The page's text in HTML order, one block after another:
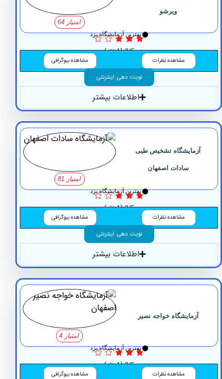
بهترین آزمایشگاه یزد
3/5 (1 نظر)
مشاهده نظرات مشاهده بیوگرافی
نوبت دهی اینترنتی
اطلاعات بیشتر
تشخیص طبی
سادات اصفهان
بهترین آزمایشگاه یزد
3/5 (1 نظر)
مشاهده نظرات مشاهده بیوگرافی
نوبت دهی اینترنتی
اطلاعات بیشتر
‏خواجه ‏نصیر
بهترین آزمایشگاه یزد
3/5 (1 نظر)
مشاهده نظرات مشاهده بیوگرافی